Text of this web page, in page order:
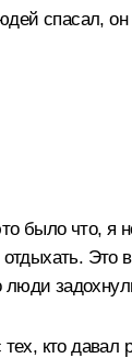
спасал,
было что,
люди
кто